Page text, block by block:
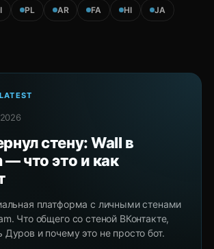
PL AR FA HI JA
стену: Wall в
— что это и как
платформа с личными стенами
Что общего со стеной ВКонтакте,
Дуров и почему это не просто бот.